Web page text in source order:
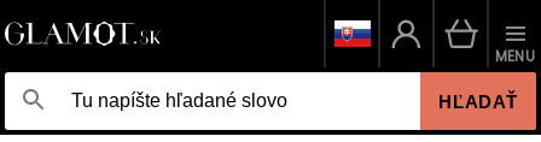
HĽADAŤ
MENU